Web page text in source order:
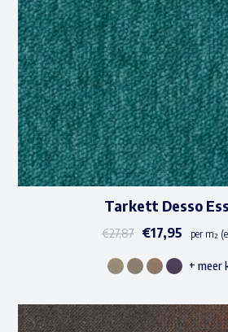
gekozen
worden
op
de
Tarkett Desso
€27,87 €17,95 per m²
Dit
heeft
+ meer